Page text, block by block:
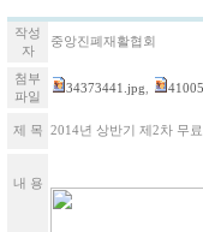
작성
자
중앙진폐재활협회
첨부
파일
34373441.jpg
제 목 2014년 상반기 제2차 무
내 용